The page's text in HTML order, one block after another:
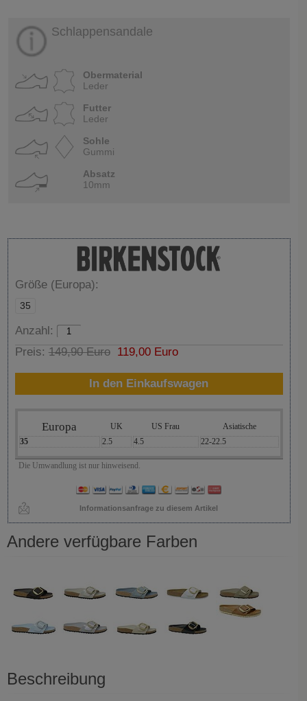
Schlappensandale
Obermaterial
Leder
Futter
Leder
Sohle
Gummi
Absatz
10mm
Größe (Europa):
35
Anzahl:
Preis: 149,90 Euro119,00 Euro
In den Einkaufswagen
Europa UK US Frau
Asiatische
35
2.5 4.5 22-22.5
Die Umwandlung ist nur hinweisend.
Informationsanfrage zu diesem Artikel
Andere verfügbare Farben
Beschreibung